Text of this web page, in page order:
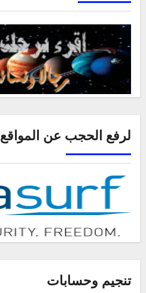
لرفع الحجب عن المواقع
تنجيم وحسابات